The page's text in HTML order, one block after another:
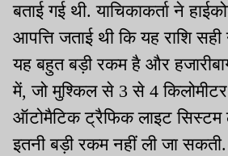
बताई गई थी. याचिकाकर्ता ने
आपत्ति जताई थी कि यह राशि सही
यह बहुत बड़ी रकम है और
में, जो मुश्किल से 3 से 4
ऑटोमैटिक ट्रैफिक लाइट सिस्टम
इतनी बड़ी रकम नहीं ली जा सकती.